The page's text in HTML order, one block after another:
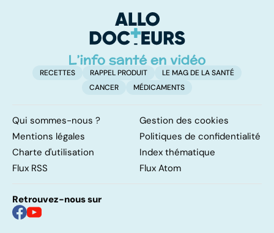
d'angine ?
RECETTES RAPPEL PRODUIT
LE MAG DE LA SANTÉ
CANCER
MÉDICAMENTS
Qui sommes-nous ?
Gestion des cookies
Mentions légales
Politiques de confidentialité
Charte d'utilisation
Index thématique
Flux RSS
Flux Atom
Retrouvez-nous sur